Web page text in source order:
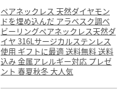
ペアネックレス 天然ダイヤモン
ドを埋め込んだ アラベスク調ベ
ビーリングペアネックレス天然ダ
イヤ 316Lサージカルステンレス
使用 ギフトに最適 送料無料 送料
込み 金属アレルギー対応 プレゼ
ント 春夏秋冬 大人気